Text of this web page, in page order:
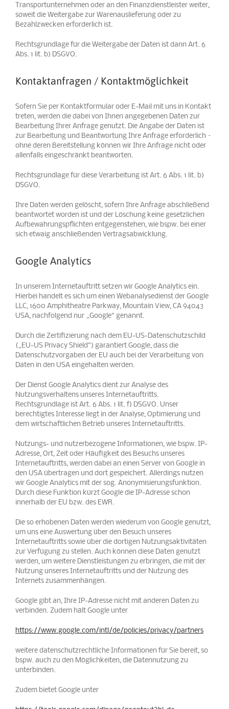
Transportunternehmen oder an den Finanzdienstleister weiter,
soweit die Weitergabe zur Warenauslieferung oder zu
Bezahlzwecken erforderlich ist.
Rechtsgrundlage für die Weitergabe der Daten ist dann Art. 6
Abs. 1 lit. b) DSGVO.
Kontaktanfragen / Kontaktmöglichkeit
Sofern Sie per Kontaktformular oder E-Mail mit uns in Kontakt
treten, werden die dabei von Ihnen angegebenen Daten zur
Bearbeitung Ihrer Anfrage genutzt. Die Angabe der Daten ist
zur Bearbeitung und Beantwortung Ihre Anfrage erforderlich –
ohne deren Bereitstellung können wir Ihre Anfrage nicht oder
allenfalls eingeschränkt beantworten.
Rechtsgrundlage für diese Verarbeitung ist Art. 6 Abs. 1 lit. b)
DSGVO.
Ihre Daten werden gelöscht, sofern Ihre Anfrage abschließend
beantwortet worden ist und der Löschung keine gesetzlichen
Aufbewahrungspflichten entgegenstehen, wie bspw. bei einer
sich etwaig anschließenden Vertragsabwicklung.
Google Analytics
In unserem Internetauftritt setzen wir Google Analytics ein.
Hierbei handelt es sich um einen Webanalysedienst der Google
LLC, 1600 Amphitheatre Parkway, Mountain View, CA 94043
USA, nachfolgend nur „Google“ genannt.
Durch die Zertifizierung nach dem EU-US-Datenschutzschild
(„EU-US Privacy Shield“) garantiert Google, dass die
Datenschutzvorgaben der EU auch bei der Verarbeitung von
Daten in den USA eingehalten werden.
Der Dienst Google Analytics dient zur Analyse des
Nutzungsverhaltens unseres Internetauftritts.
Rechtsgrundlage ist Art. 6 Abs. 1 lit. f) DSGVO. Unser
berechtigtes Interesse liegt in der Analyse, Optimierung und
dem wirtschaftlichen Betrieb unseres Internetauftritts.
Nutzungs- und nutzerbezogene Informationen, wie bspw. IP-
Adresse, Ort, Zeit oder Häufigkeit des Besuchs unseres
Internetauftritts, werden dabei an einen Server von Google in
den USA übertragen und dort gespeichert. Allerdings nutzen
wir Google Analytics mit der sog. Anonymisierungsfunktion.
Durch diese Funktion kürzt Google die IP-Adresse schon
innerhalb der EU bzw. des EWR.
Die so erhobenen Daten werden wiederum von Google genutzt,
um uns eine Auswertung über den Besuch unseres
Internetauftritts sowie über die dortigen Nutzungsaktivitäten
zur Verfügung zu stellen. Auch können diese Daten genutzt
werden, um weitere Dienstleistungen zu erbringen, die mit der
Nutzung unseres Internetauftritts und der Nutzung des
Internets zusammenhängen.
Google gibt an, Ihre IP-Adresse nicht mit anderen Daten zu
verbinden. Zudem hält Google unter
https://www.google.com/intl/de/policies/privacy/partners
weitere datenschutzrechtliche Informationen für Sie bereit, so
bspw. auch zu den Möglichkeiten, die Datennutzung zu
unterbinden.
Zudem bietet Google unter